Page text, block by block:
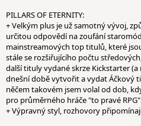
PILLARS OF ETERNITY:
+ Velkým plus je už samotný vývoj,
určitou odpovědí na zoufání
mainstreamových top titulů, které
stále se rozšiřujícího počtu
další tituly vydané skrze Kickstarter (a
dnešní době vytvořit a vydat Áčkový
něčem takovém jsem volal od dob,
pro průměrného hráče "to pravé
+ Výpravný styl, rozhovory